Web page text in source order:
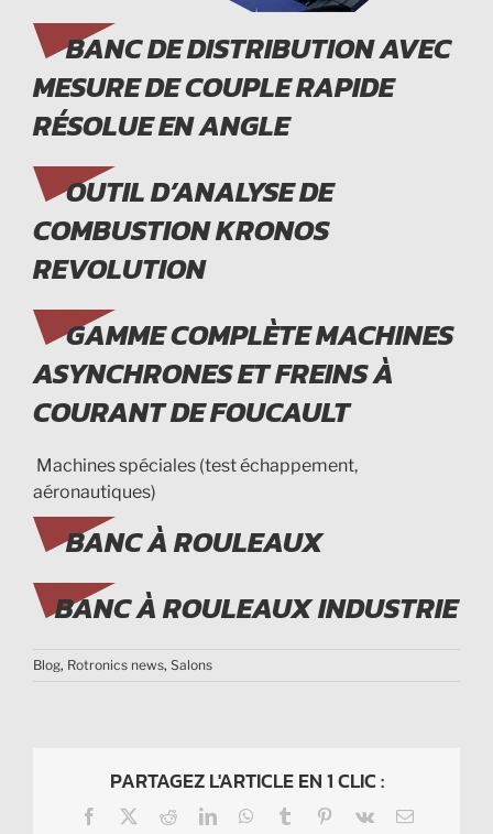
BANC DE DISTRIBUTION AVEC
MESURE DE COUPLE RAPIDE
RÉSOLUE EN ANGLE
OUTIL D’ANALYSE DE
COMBUSTION KRONOS
REVOLUTION
GAMME COMPLÈTE MACHINES
ASYNCHRONES ET FREINS À
COURANT DE FOUCAULT
Machines spéciales (test échappement,
aéronautiques)
BANC À ROULEAUX
BANC À ROULEAUX INDUSTRIE
Blog, Rotronics news, Salons
PARTAGEZ L'ARTICLE EN 1 CLIC :
Facebook RedditLinkedInWhatsApp
Tumblr Pinterest
Vk Email